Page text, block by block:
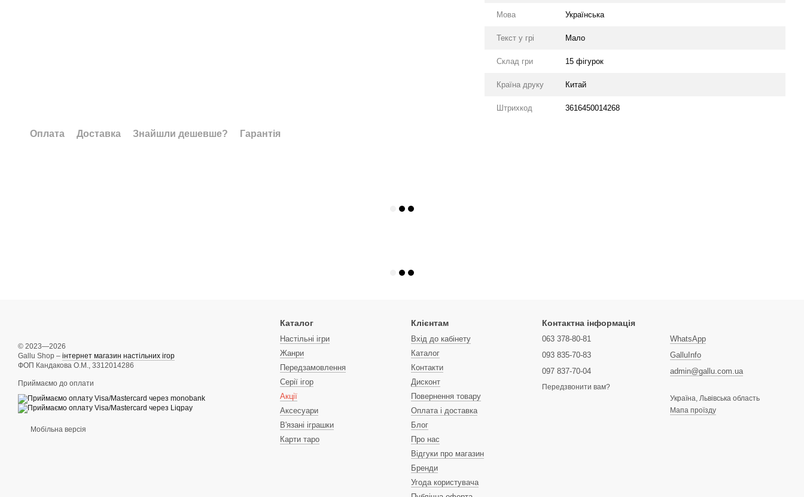
Мова Українська
Текст у грі Мало
Склад гри 15 фігурок
Країна друку Китай
Штрихкод 3616450014268
Оплата Доставка Знайшли дешевше? Гарантія
© 2023—2026
Gallu Shop – інтернет магазин настільних ігор
ФОП Кандакова О.М., 3312014286
Приймаємо до оплати
Мобільна версія
Каталог
Настільні ігри
Жанри
Передзамовлення
Серії ігор
Акції
Аксесуари
В'язані іграшки
Карти таро
Клієнтам
Вхід до кабінету
Каталог
Контакти
Дисконт
Повернення товару
Оплата і доставка
Блог
Про нас
Відгуки про магазин
Бренди
Угода користувача
Контактна інформація
063 378-80-81
093 835-70-83
097 837-70-04
Передзвонити вам?
WhatsApp
GalluInfo
admin@gallu.com.ua
Україна, Львівська область
Мапа проїзду